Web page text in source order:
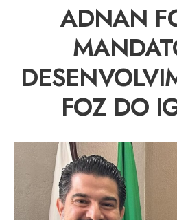
ADNAN
FOZ DO